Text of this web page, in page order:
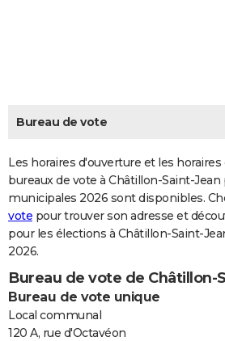
CARTE DE VOEUX
Dictionnaire
Biographies
Citations
Expressions
Proverbes
PROGRAMME TV
COPAINS D'AVANT
S'inscrire
Se connecter
Lycées
Collèges
Primaires
Universités
Entreprises
Service militaire
Avis de recherche
AVIS DE DÉCÈS
FORUM
Bricolage
Lifestyle
Culture
Sport
Auto
Television
Voyage
Cinema
Bureau de vote
Les horaires d'ouverture et les
bureaux de vote à Châtillon-Saint-
municipales 2026 sont disponibles.
vote pour trouver son adresse et
pour les élections à Châtillon-Saint-
2026.
Bureau de vote de Châtillon-
Bureau de vote unique
Local communal
120 A, rue d'Octavéon